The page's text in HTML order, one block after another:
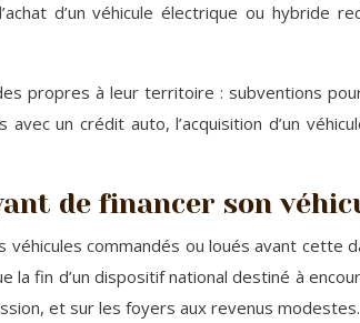
d’un véhicule électrique ou hybride
propres à leur territoire : subventions
un crédit auto, l’acquisition d’un
de financer son
commandés ou loués avant
fin d’un dispositif national destiné à
et sur les foyers aux revenus modestes.